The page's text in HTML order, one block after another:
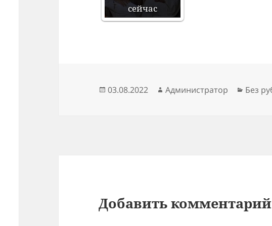
сейчас
Опубликовано
03.08.2022 Автор
Администратор Без
Добавить комментарий